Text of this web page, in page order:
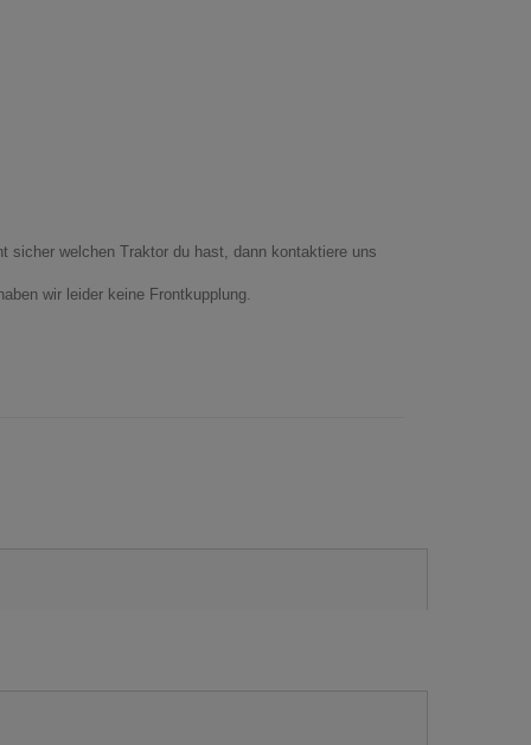
sicher welchen Traktor du hast, dann kontaktiere uns
wir leider keine Frontkupplung.